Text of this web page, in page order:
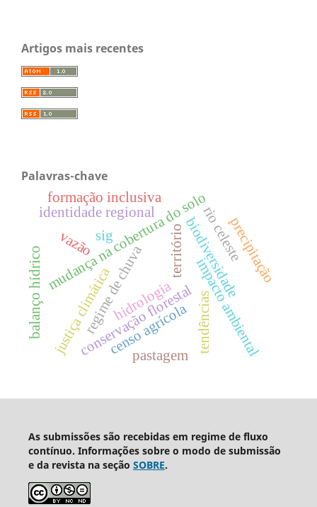
Artigos mais recentes
Palavras-chave
conservação florestalimpacto ambiental
censo agrícola
biodiversidade
mudança na cobertura do solorio celeste
tendências
precipitação
vazão
balanço hídrico hidrologia
regime de chuva território
identidade regional
pastagem
justiça climática
formação inclusiva
sig
As submissões são recebidas em regime de fluxo
contínuo. Informações sobre o modo de submissão
e da revista na seção SOBRE.